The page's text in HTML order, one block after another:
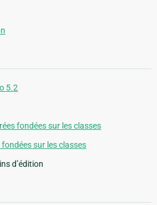
5.2
fondées sur les classes
fondées sur les classes
d’édition